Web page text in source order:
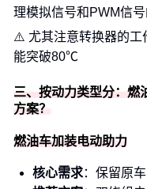
理模拟信号和PWM信号
⚠️ 尤其注意转换器的工
能突破80℃
三、按动力类型分：燃
方案？
燃油车加装电动助力
核心需求：保留原